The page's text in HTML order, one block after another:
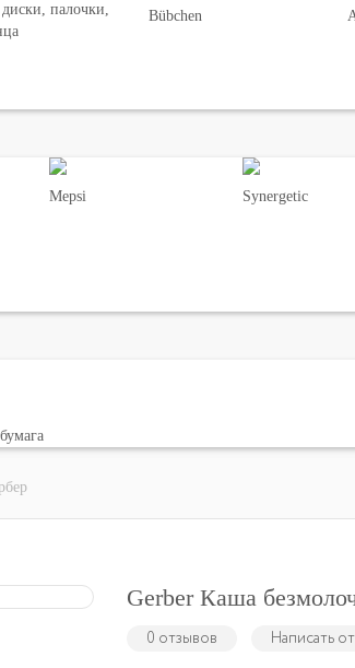
палочки,
Bübchen
Mepsi Synergetic
Gerber Каша
0 отзывов Написать